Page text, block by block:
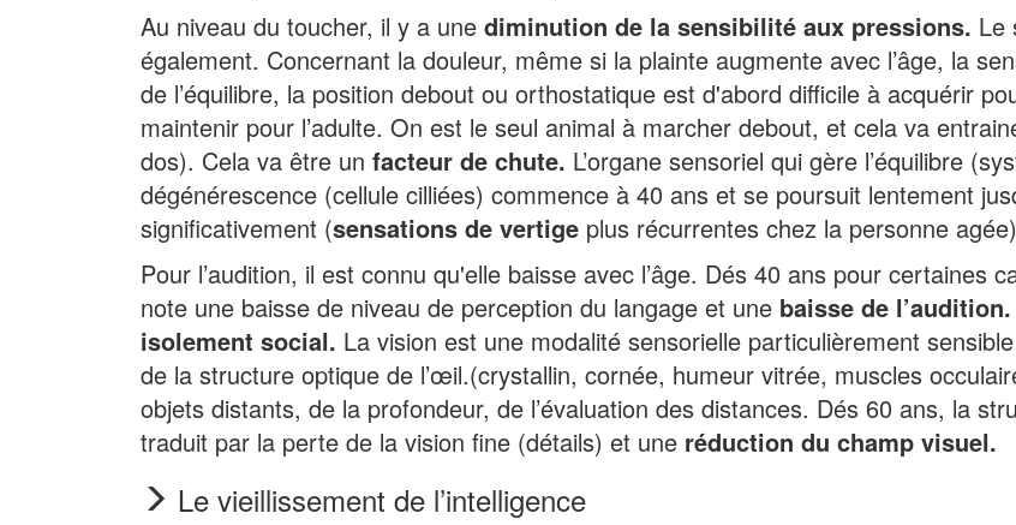
Au niveau du toucher, il y a une diminution de la sensibilité aux pressions. Le
également. Concernant la douleur, même si la plainte augmente avec l’âge, la
de l’équilibre, la position debout ou orthostatique est d'abord difficile à acquérir
maintenir pour l’adulte. On est le seul animal à marcher debout, et cela va
dos). Cela va être un facteur de chute. L’organe sensoriel qui gère l’équilibre
dégénérescence (cellule cilliées) commence à 40 ans et se poursuit lentement
significativement (sensations de vertige plus récurrentes chez la personne
Pour l’audition, il est connu qu'elle baisse avec l’âge. Dés 40 ans pour certaines
note une baisse de niveau de perception du langage et une baisse de l’audition.
isolement social. La vision est une modalité sensorielle particulièrement
de la structure optique de l’œil.(crystallin, cornée, humeur vitrée, muscles
objets distants, de la profondeur, de l’évaluation des distances. Dés 60 ans, la
traduit par la perte de la vision fine (détails) et une réduction du champ visuel.
Le vieillissement de l’intelligence